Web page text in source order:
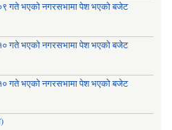
गते भएको नगरसभामा पेश भएको बजेट
गते भएको नगरसभामा पेश भएको बजेट
गते भएको नगरसभामा पेश भएको बजेट